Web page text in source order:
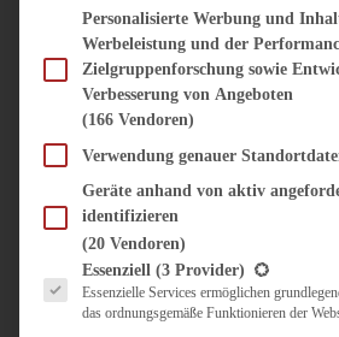
SÜSS &
DIPS,
Personalisierte Werbung und
Werbeleistung und der
Zielgruppenforschung sowie
Verbesserung von Angeboten
(166 Vendoren)
Verwendung genauer
Geräte anhand von aktiv
identifizieren
(20 Vendoren)
Es folgt eine Liste der Service-Gruppen, für die
Essenziell (3 Provider)
Essenzielle Services ermöglichen
das ordnungsgemäße Funktionieren der